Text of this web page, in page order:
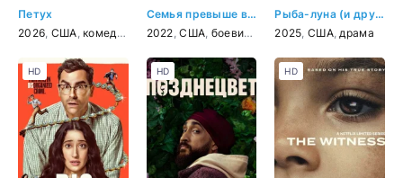
Петух
2026 США комедия
Семья превыше всего
2022 ,США боевик , драма,криминал
Рыба-луна (и другие истории о Грин-Лейк)
2025 США, драма
HD HD HD